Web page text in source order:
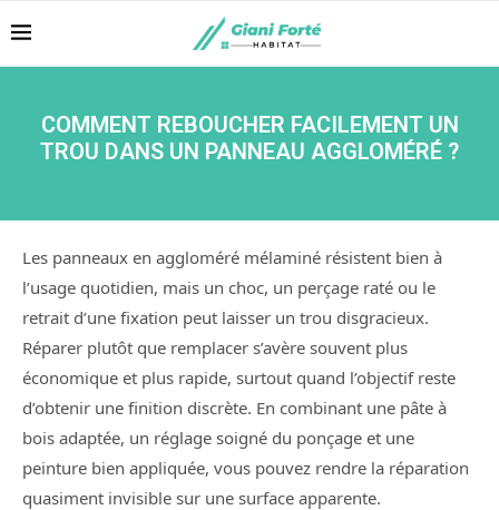
COMMENT REBOUCHER FACILEMENT UN
TROU DANS UN PANNEAU AGGLOMÉRÉ ?
Les panneaux en aggloméré mélaminé résistent bien à
l’usage quotidien, mais un choc, un perçage raté ou le
retrait d’une fixation peut laisser un trou disgracieux.
Réparer plutôt que remplacer s’avère souvent plus
économique et plus rapide, surtout quand l’objectif reste
d’obtenir une finition discrète. En combinant une pâte à
bois adaptée, un réglage soigné du ponçage et une
peinture bien appliquée, vous pouvez rendre la réparation
quasiment invisible sur une surface apparente.